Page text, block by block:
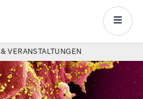
Main
VERANSTALTUNGEN